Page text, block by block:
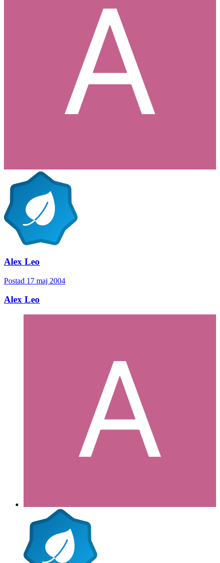
Alex Leo
Postad 17 maj 2004
Alex Leo